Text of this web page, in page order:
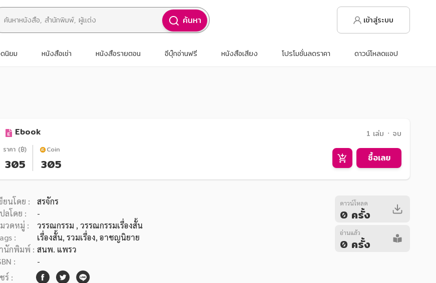
ค้นหา เข้าสู่ระบบ
นิยม หนังสือเช่า หนังสือรายตอน อีบุ๊กอ่านฟรี หนังสือเสียง โปรโมชั่นลดราคา ดาวน์โหลดแอป
Ebook 1 เล่ม ᛫ จบ
ราคา (฿)
305
Coin
305 ซื้อเลย
ยนโดย :
สรจักร
ลโดย :
-
วดหมู่ :
วรรณกรรม , วรรณกรรมเรื่องสั้น
:
เรื่องสั้น, รวมเรื่อง, อาชญนิยาย
นักพิมพ์ : สนพ. แพรว
:
-
ร์ :
ดาวน์โหลด
0 ครั้ง
อ่านแล้ว
0 ครั้ง